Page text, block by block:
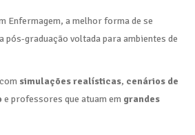
Enfermagem, a melhor forma de se
pós-graduação voltada para ambientes de
simulações realísticas, cenários de
e professores que atuam em grandes